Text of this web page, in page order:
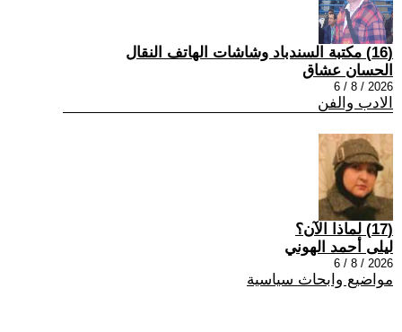
(16) مكتبة السندباد وشاشات الهاتف النقال
الحسان عشاق
2026 / 8 / 6
الادب والفن
(17) لماذا الآن؟
ليلى أحمد الهوني
2026 / 8 / 6
مواضيع وابحاث سياسية